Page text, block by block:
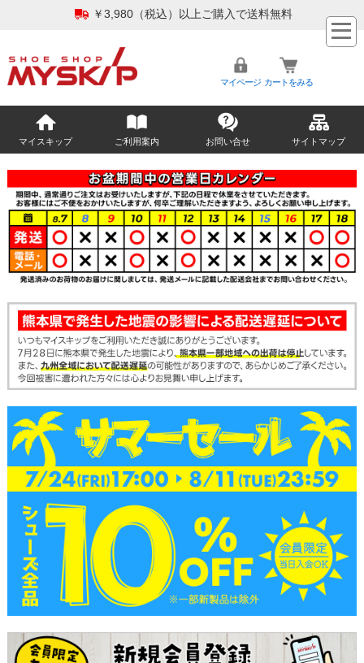
￥3,980（税込）以上ご購入で送料無料
マイページ カートをみる
マイスキップ ご利用案内 お問い合せ サイトマップ